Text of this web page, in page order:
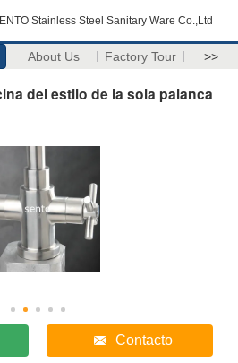
Stainless Steel Sanitary Ware Co.,Ltd
About Us Factory Tour >>
del estilo de la sola palanca
Contacto